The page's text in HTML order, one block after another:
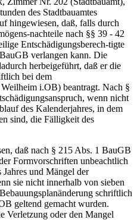
des Stadtbauamtes
hingewiesen, daß, falls durch
nachteile nach §§ 39 - 42
Entschädigungsberech-tigte
verlangen kann. Die
herbeigeführt, daß er die
bei dem
i.OB) beantragt. Nach §
wenn nicht
des Kalenderjahres, in dem
sind, die Fälligkeit des
daß nach § 215 Abs. 1 BauGB
Formvorschriften unbeachtlich
und Mängel der
sie nicht innerhalb von sieben
schriftlich
geltend gemacht wurden.
Verletzung oder den Mangel